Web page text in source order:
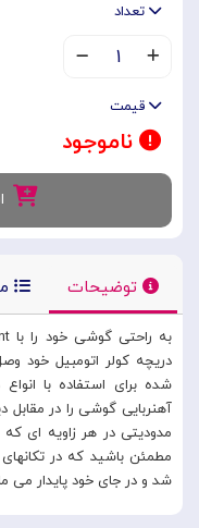
تعداد
۱
قیمت
ناموجود
توضیحات
دریچه کولر اتومبیل خود
شده برای استفاده با
آهنربایی گوشی را در
مدودیتی در هر زاویه ای
مطمئن باشید که در
شد و در جای خود پایدار می